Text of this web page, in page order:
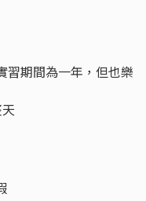
期間為一年，但也樂